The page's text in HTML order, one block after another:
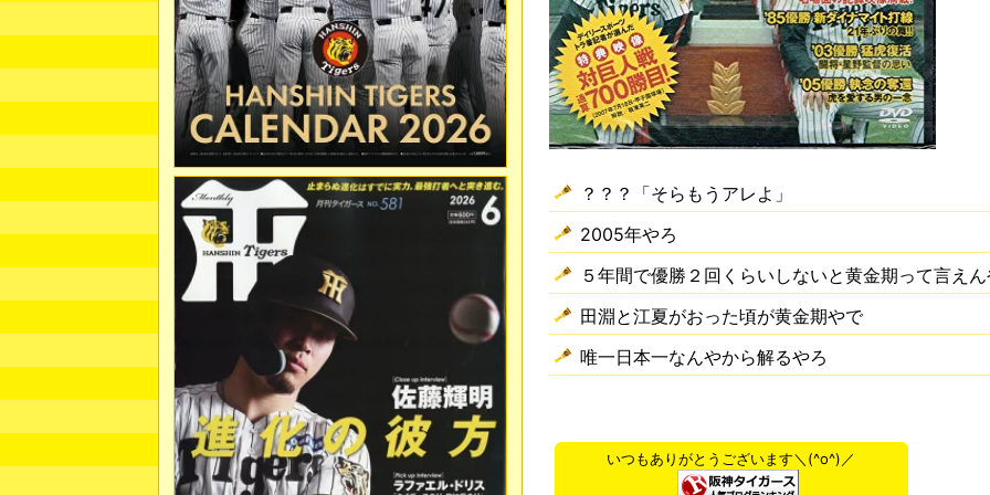
？？？「そらもうアレよ」
2005年やろ
５年間で優勝２回くらいしないと黄金期って言え
田淵と江夏がおった頃が黄金期やで
唯一日本一なんやから解るやろ
いつもありがとうございます＼(^o^)／